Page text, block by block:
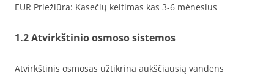
EUR Priežiūra: Kasečių keitimas kas 3-6 mėnesius
1.2 Atvirkštinio osmoso sistemos
Atvirkštinis osmosas užtikrina aukščiausią vandens